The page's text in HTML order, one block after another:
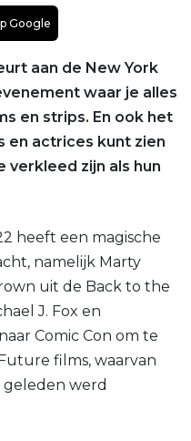
Google
aan de New York
waar je alles
en strips. En ook het
en actrices kunt zien
verkleed zijn als hun
heeft een magische
namelijk Marty
uit de Back to the
J. Fox en
Comic Con om te
films, waarvan
geleden werd